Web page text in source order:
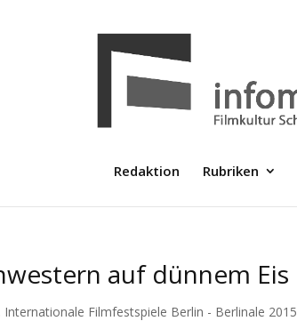
Redaktion Rubriken
auf dünnem Eis
Internationale Filmfestspiele Berlin - Berlinale 2015